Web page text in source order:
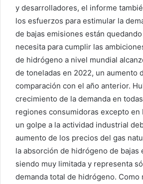
y desarrolladores, el informe
los esfuerzos para estimular la
de bajas emisiones están
necesita para cumplir las
de hidrógeno a nivel mundial
de toneladas en 2022, un aumento
comparación con el año anterior.
crecimiento de la demanda en
regiones consumidoras excepto en
un golpe a la actividad industrial
aumento de los precios del gas
la absorción de hidrógeno de bajas
siendo muy limitada y representa
demanda total de hidrógeno. Como